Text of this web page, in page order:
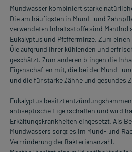
Mundwasser kombiniert starke
Die am häufigsten in Mund- und
verwendeten Inhaltsstoffe sind Menthol
Eukalyptus und Pfefferminze. Zum
Öle aufgrund ihrer kühlenden und
geschätzt. Zum anderen bringen die
Eigenschaften mit, die bei der Mund-
und die für starke Zähne und gesundes
Eukalyptus besitzt
antiseptische Eigenschaften und wird
Erkältungskrankheiten eingesetzt. Als
Mundwassers sorgt es im Mund- und
Verminderung der Bakterienanzahl.